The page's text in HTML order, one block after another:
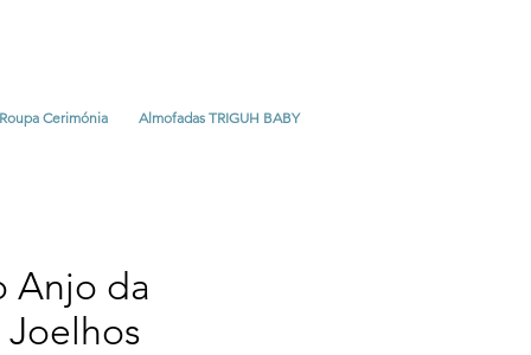
Roupa Cerimónia Almofadas TRIGUH BABY
Anjo da
Joelhos